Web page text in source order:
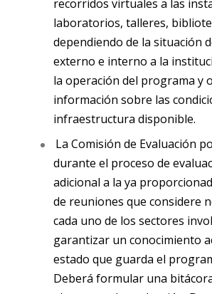
recorridos virtuales a las
laboratorios, talleres,
dependiendo de la situación
externo e interno a la
la operación del programa y
información sobre las
infraestructura disponible.
La Comisión de Evaluación
durante el proceso de
adicional a la ya
de reuniones que considere
cada uno de los sectores
garantizar un conocimiento
estado que guarda el
Deberá formular una